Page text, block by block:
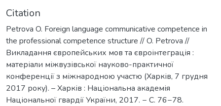
Citation
Petrova O. Foreign language communicative competence in
the professional competence structure // O. Petrova //
Викладання європейських мов та євроінтеграція :
матеріали міжвузівської науково-практичної
конференції з міжнародною участю (Харків, 7 грудня
2017 року). – Харків : Національна академія
Національної гвардії України, 2017. − С. 76−78.